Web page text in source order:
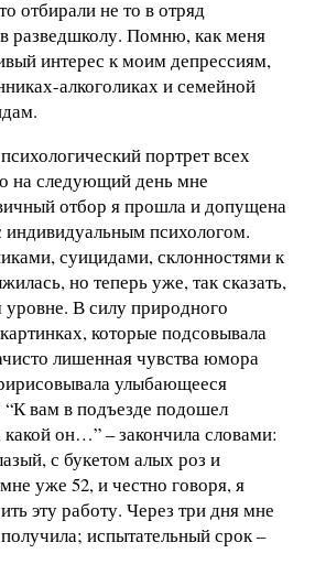
отбирали не то в отряд
разведшколу. Помню, как меня
интерес к моим депрессиям,
алкоголиках и семейной
портрет всех
на следующий день мне
отбор я прошла и допущена
индивидуальным психологом.
суицидами, склонностями к
но теперь уже, так сказать,
В силу природного
которые подсовывала
лишенная чувства юмора
улыбающееся
вам в подъезде подошел
он…” – закончила словами:
с букетом алых роз и
уже 52, и честно говоря, я
эту работу. Через три дня мне
испытательный срок –